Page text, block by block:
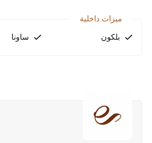
🏥 قريب من جامعات ومستشفيات متعددة
• مساحات خضراء واسعة
• نظام مواصلات فعال يشمل المتروباص
ميزات داخلية
بلكون ساونا